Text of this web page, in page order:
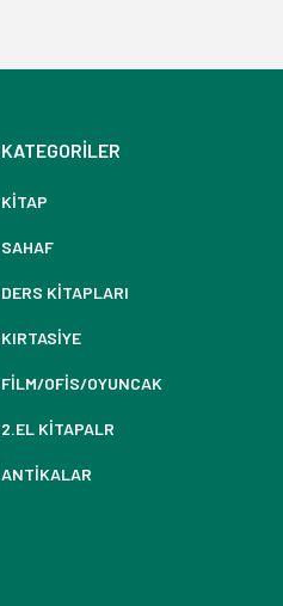
KATEGORİLER
KİTAP
SAHAF
DERS KİTAPLARI
KIRTASİYE
FİLM/OFİS/OYUNCAK
2.EL KİTAPALR
ANTİKALAR